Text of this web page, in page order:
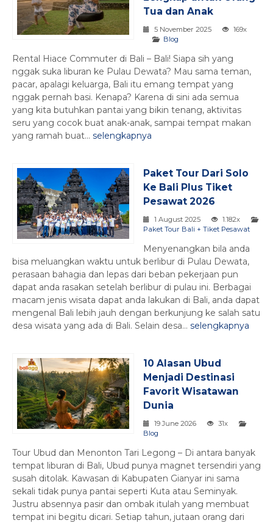
Tua dan Anak
5 November 2025
169x
Blog
Rental Hiace Commuter di Bali – Bali! Siapa sih yang
nggak suka liburan ke Pulau Dewata? Mau sama teman,
pacar, apalagi keluarga, Bali itu emang tempat yang
nggak pernah basi. Kenapa? Karena di sini ada semua
yang kita butuhkan pantai yang bikin tenang, aktivitas
seru yang cocok buat anak-anak, sampai tempat makan
yang ramah buat... selengkapnya
Paket Tour Dari Solo
Ke Bali Plus Tiket
Pesawat 2026
1 August 2025
1.182x
Paket Tour Bali + Tiket Pesawat
Menyenangkan bila anda
bisa meluangkan waktu untuk berlibur di Pulau Dewata,
perasaan bahagia dan lepas dari beban pekerjaan pun
dapat anda rasakan setelah berlibur di pulau ini. Berbagai
macam jenis wisata dapat anda lakukan di Bali, anda dapat
mengenal Bali lebih jauh dengan berkunjung ke salah satu
desa wisata yang ada di Bali. Selain desa... selengkapnya
10 Alasan Ubud
Menjadi Destinasi
Favorit Wisatawan
Dunia
19 June 2026
31x
Blog
Tour Ubud dan Menonton Tari Legong – Di antara banyak
tempat liburan di Bali, Ubud punya magnet tersendiri yang
susah ditolak. Kawasan di Kabupaten Gianyar ini sama
sekali tidak punya pantai seperti Kuta atau Seminyak.
Justru absennya pasir dan ombak itulah yang membuat
tempat ini begitu dicari. Setiap tahun, jutaan orang dari